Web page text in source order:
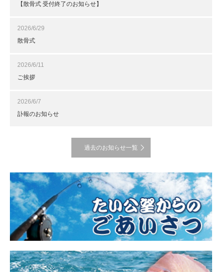
【散骨式 受付終了のお知らせ】
2026/6/29
散骨式
2026/6/11
ご挨拶
2026/6/7
訃報のお知らせ
過去のお知らせ一覧